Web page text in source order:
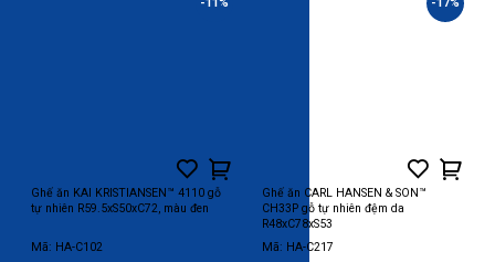
-11%
Ghế ăn KAI KRISTIANSEN™ 4110 gỗ
tự nhiên R59.5xS50xC72, màu đen
Mã: HA-C102
-17%
Ghế ăn CARL HANSEN & SON™
CH33P gỗ tự nhiên đệm da
R48xC78xS53
Mã: HA-C217